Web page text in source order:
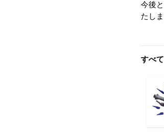
今後
たしま
すべ